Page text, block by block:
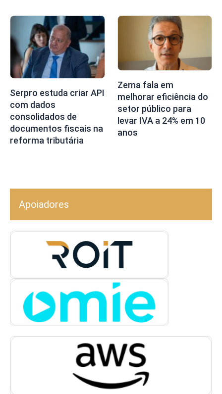
Serpro estuda criar API
com dados
consolidados de
documentos fiscais na
reforma tributária
Zema fala em
melhorar eficiência do
setor público para
levar IVA a 24% em 10
anos
Apoiadores